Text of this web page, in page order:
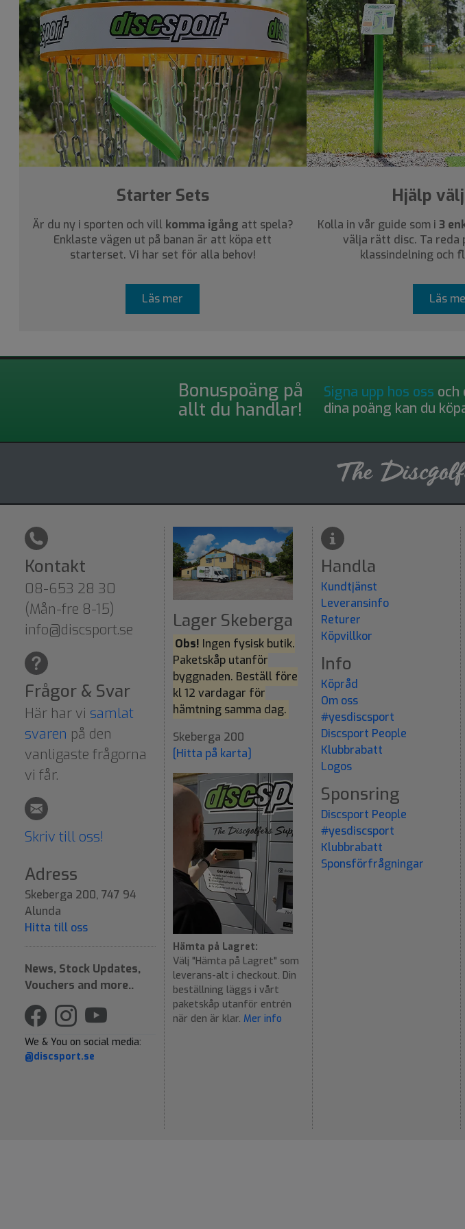
Starter Sets
Är du ny i sporten och vill komma igång att spela?
Enklaste vägen ut på banan är att köpa ett
starterset. Vi har set för alla behov!
Läs mer
Hjälp
Kolla in vår guide som i3
välja rätt disc. Ta reda
klassindelning och
Läs
Bonuspoäng på
allt du handlar!
Signa upp hos oss och
dina poäng kan du
Kontakt
08-653 28 30
(Mån-fre 8-15)
info@discsport.se
Frågor & Svar
Här har vi samlat
svaren på den
vanligaste frågorna
vi får.
Skriv till oss!
Adress
Skeberga 200, 747 94
Alunda
Hitta till oss
News, Stock Updates,
Vouchers and more..
We & You on social media:
@discsport.se
Lager Skeberga
Obs! Ingen fysisk butik.
Paketskåp utanför
byggnaden. Beställ före
kl 12 vardagar för
hämtning samma dag.
Skeberga 200
[Hitta på karta]
Hämta på Lagret:
Välj "Hämta på Lagret" som
leverans-alt i checkout. Din
beställning läggs i vårt
paketskåp utanför entrén
när den är klar. Mer info
Handla
Kundtjänst
Leveransinfo
Returer
Köpvillkor
Info
Köpråd
Om oss
#yesdiscsport
Discsport People
Klubbrabatt
Logos
Sponsring
Discsport People
#yesdiscsport
Klubbrabatt
Sponsförfrågningar